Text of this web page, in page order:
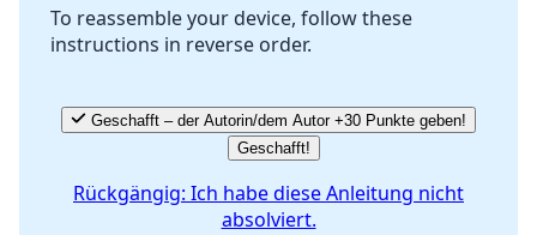
Abbrechen
To reassemble your device, follow these
instructions in reverse order.
Geschafft – der Autorin/dem Autor +30 Punkte geben!
Geschafft!
Rückgängig: Ich habe diese Anleitung nicht
absolviert.